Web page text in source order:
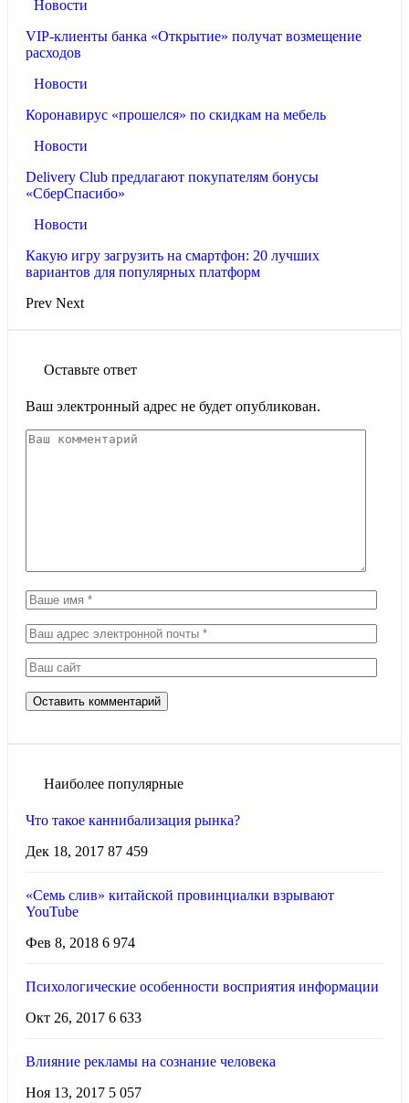
Новости
VIP-клиенты банка «Открытие» получат возмещение
расходов
Новости
Коронавирус «прошелся» по скидкам на мебель
Новости
Delivery Club предлагают покупателям бонусы
«СберСпасибо»
Новости
Какую игру загрузить на смартфон: 20 лучших
вариантов для популярных платформ
Prev Next
Оставьте ответ
Ваш электронный адрес не будет опубликован.
Наиболее популярные
Что такое каннибализация рынка?
Дек 18, 2017 87 459
«Семь слив» китайской провинциалки взрывают
YouTube
Фев 8, 2018 6 974
Психологические особенности восприятия информации
Окт 26, 2017 6 633
Влияние рекламы на сознание человека
Ноя 13, 2017 5 057